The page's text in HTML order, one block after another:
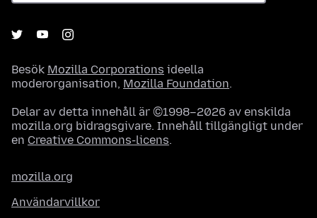
Besök Mozilla Corporations ideella
moderorganisation, Mozilla Foundation.
Delar av detta innehåll är ©1998–2026 av enskilda
mozilla.org bidragsgivare. Innehåll tillgängligt under
en Creative Commons-licens.
mozilla.org
Användarvillkor